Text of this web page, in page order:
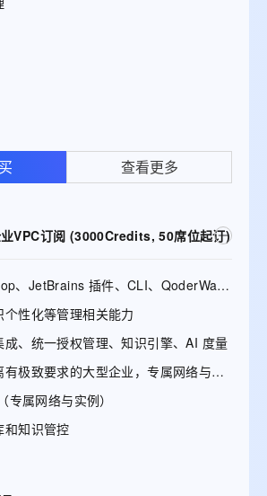
查看更多
VPC订阅 (3000Credits, 50席位起订)
性化等管理相关能力
成、统一授权管理、知识引擎、AI 度量
专属网络与实例）
和知识管控